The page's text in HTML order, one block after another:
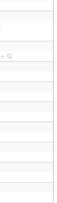
+